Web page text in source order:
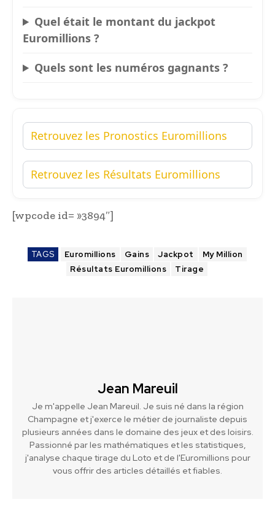
Quel était le montant du jackpot
Euromillions ?
Quels sont les numéros gagnants ?
Retrouvez les Pronostics Euromillions
Retrouvez les Résultats Euromillions
[wpcode id= »3894″]
TAGS Euromillions Gains Jackpot
My Million
Résultats Euromillions
Tirage
Jean Mareuil
Je m'appelle Jean Mareuil. Je suis né dans la région
Champagne et j'exerce le métier de journaliste depuis
plusieurs années dans le domaine des jeux et des loisirs.
Passionné par les mathématiques et les statistiques,
j'analyse chaque tirage du Loto et de l'Euromillions pour
vous offrir des articles détaillés et fiables.